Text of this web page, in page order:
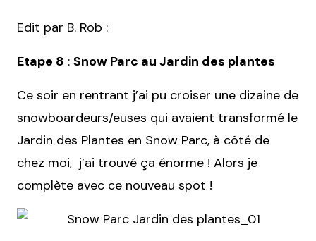
Edit par B. Rob :
Etape 8 : Snow Parc au Jardin des plantes
Ce soir en rentrant j’ai pu croiser une dizaine de
snowboardeurs/euses qui avaient transformé le
Jardin des Plantes en Snow Parc, à côté de
chez moi, j’ai trouvé ça énorme ! Alors je
complète avec ce nouveau spot !